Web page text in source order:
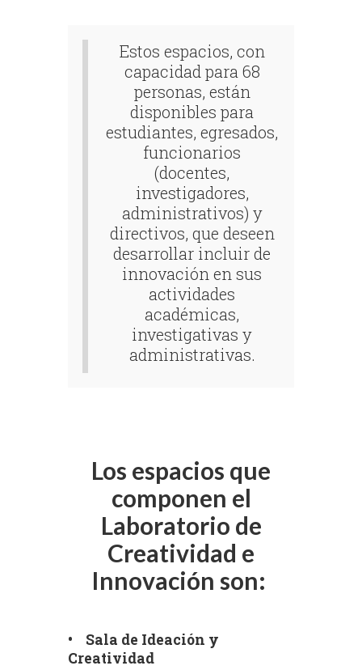
Estos espacios, con
capacidad para 68
personas, están
disponibles para
estudiantes, egresados,
funcionarios
(docentes,
investigadores,
administrativos) y
directivos, que deseen
desarrollar incluir de
innovación en sus
actividades
académicas,
investigativas y
administrativas.
Los espacios que
componen el
Laboratorio de
Creatividad e
Innovación son:
• Sala de Ideación y
Creatividad